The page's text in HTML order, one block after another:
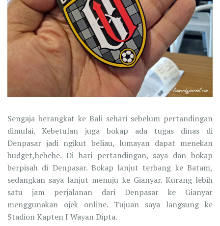
Sengaja berangkat ke Bali sehari sebelum pertandingan
dimulai. Kebetulan juga bokap ada tugas dinas di
Denpasar jadi ngikut beliau, lumayan dapat menekan
budget,hehehe. Di hari pertandingan, saya dan bokap
berpisah di Denpasar. Bokap lanjut terbang ke Batam,
sedangkan saya lanjut menuju ke Gianyar. Kurang lebih
satu jam perjalanan dari Denpasar ke Gianyar
menggunakan ojek online. Tujuan saya langsung ke
Stadion Kapten I Wayan Dipta.